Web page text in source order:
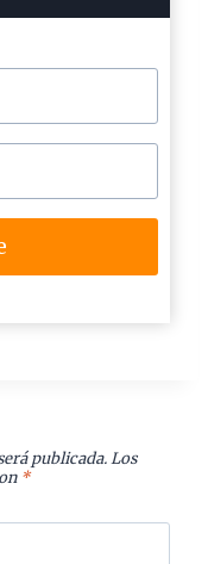
publicada. Los
*